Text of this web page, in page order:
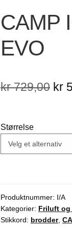
CAMP
EVO
kr729,00
kr
kr
Størrelse
Produktnummer: I/A
Kategorier: Friluft og
Stikkord: brodder,